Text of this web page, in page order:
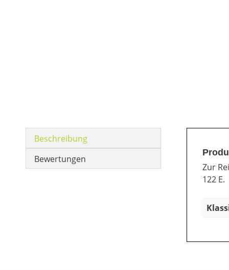
Beschreibung
Bewertungen
Zur
122 E.